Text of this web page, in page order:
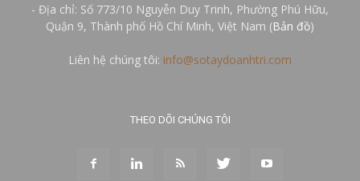
- Địa chỉ: Số 773/10 Nguyễn Duy Trinh, Phường Phú Hữu,
Quận 9, Thành phố Hồ Chí Minh, Việt Nam (Bản đồ)
Liên hệ chúng tôi: info@sotaydoanhtri.com
THEO DÕI CHÚNG TÔI